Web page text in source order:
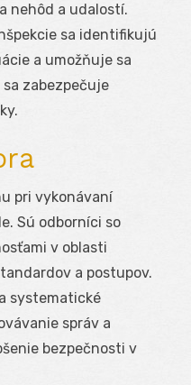
nehôd a udalostí.
sa identifikujú
a umožňuje sa
zabezpečuje
pri vykonávaní
Sú odborníci so
v oblasti
a postupov.
systematické
správ a
bezpečnosti v